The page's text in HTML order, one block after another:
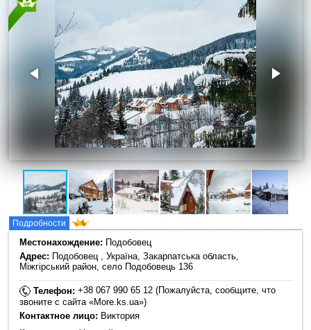
Подробности
Местонахождение: Подобовец
Адрес: Подобовец , Україна, Закарпатська область,
Міжгірський район, село Подобовець 136
Телефон:+38 067 990 65 12 (Пожалуйста, сообщите, что
звоните с сайта «More.ks.ua»)
Контактное лицо: Виктория